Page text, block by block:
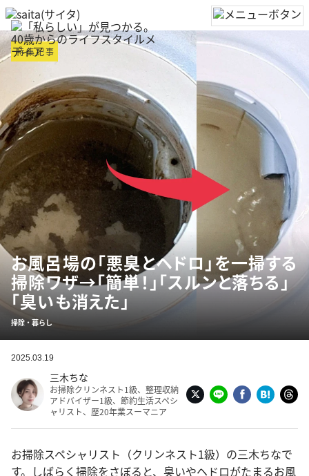
特集記事
お風呂場の「悪臭とヘドロ」を一掃する
掃除ワザ→「簡単！」「スルンと落ちる」
「臭いも消えた」
掃除・暮らし
2025.03.19
三木ちな
お掃除クリンネスト1級、整理収納
アドバイザー1級、節約生活スペシ
ャリスト、歴20年業スーマニア
お掃除スペシャリスト（クリンネスト1級）の三木ちなで
す。しばらく掃除をさぼると、臭いやヘドロがたまるお風